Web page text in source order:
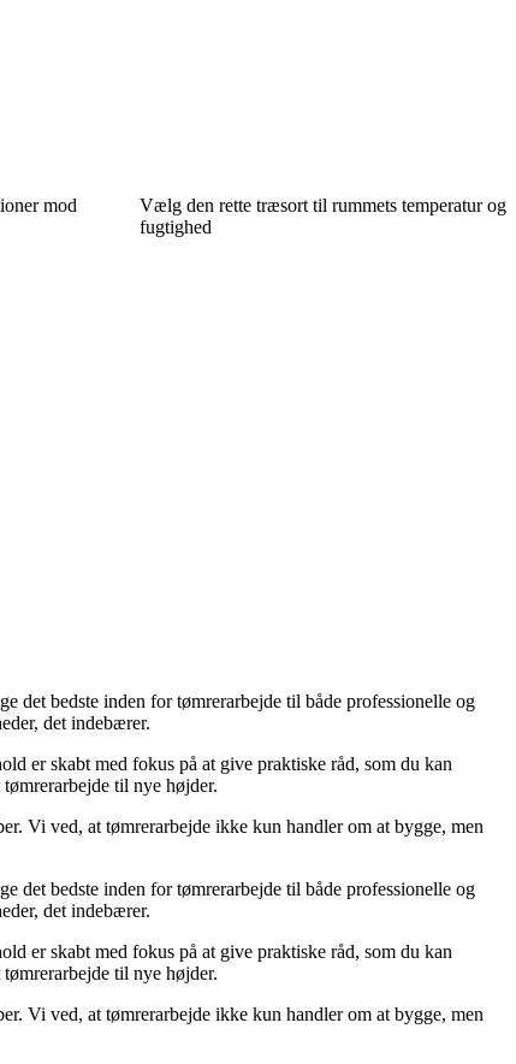
mod
Vælg den rette træsort til rummets temperatur og
fugtighed
det bedste inden for tømrerarbejde til både professionelle og
det indebærer.
er skabt med fokus på at give praktiske råd, som du kan
til nye højder.
Vi ved, at tømrerarbejde ikke kun handler om at bygge, men
det bedste inden for tømrerarbejde til både professionelle og
det indebærer.
er skabt med fokus på at give praktiske råd, som du kan
til nye højder.
Vi ved, at tømrerarbejde ikke kun handler om at bygge, men